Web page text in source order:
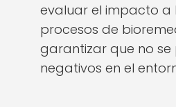
evaluar el impacto a
procesos de
garantizar que no
negativos en el